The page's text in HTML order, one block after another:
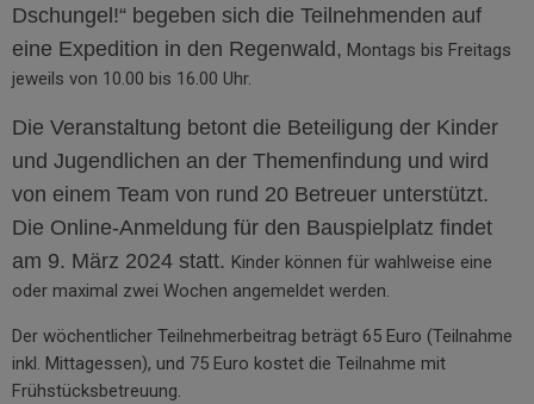
Dschungel!“ begeben sich die Teilnehmenden auf
eine Expedition in den Regenwald, Montags bis Freitags
jeweils von 10.00 bis 16.00 Uhr.
Die Veranstaltung betont die Beteiligung der Kinder
und Jugendlichen an der Themenfindung und wird
von einem Team von rund 20 Betreuer unterstützt.
Die Online-Anmeldung für den Bauspielplatz findet
am 9. März 2024 statt. Kinder können für wahlweise eine
oder maximal zwei Wochen angemeldet werden.
Der wöchentlicher Teilnehmerbeitrag beträgt 65 Euro (Teilnahme
inkl. Mittagessen), und 75 Euro kostet die Teilnahme mit
Frühstücksbetreuung.